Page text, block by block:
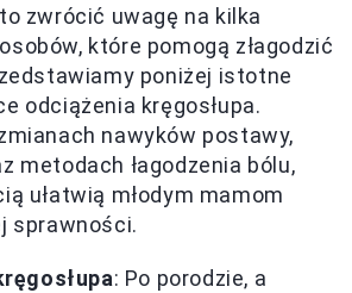
zwrócić uwagę na kilka
które pomogą złagodzić
poniżej istotne
odciążenia kręgosłupa.
nawyków postawy,
metodach łagodzenia bólu,
ułatwią młodym mamom
sprawności.
: Po porodzie, a